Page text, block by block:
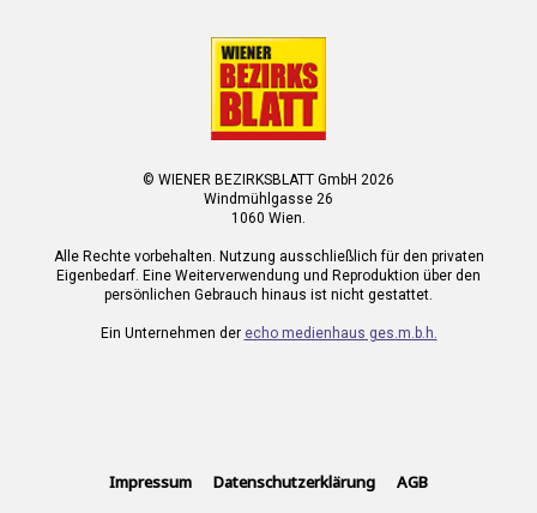
© WIENER BEZIRKSBLATT GmbH 2026
Windmühlgasse 26
1060 Wien.
Alle Rechte vorbehalten. Nutzung ausschließlich für den privaten
Eigenbedarf. Eine Weiterverwendung und Reproduktion über den
persönlichen Gebrauch hinaus ist nicht gestattet.
Ein Unternehmen der echo medienhaus ges.m.b.h.
Impressum Datenschutzerklärung AGB